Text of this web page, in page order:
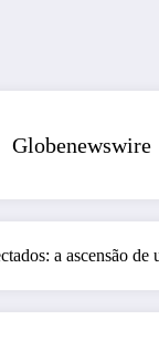
Globenewswire
a ascensão de